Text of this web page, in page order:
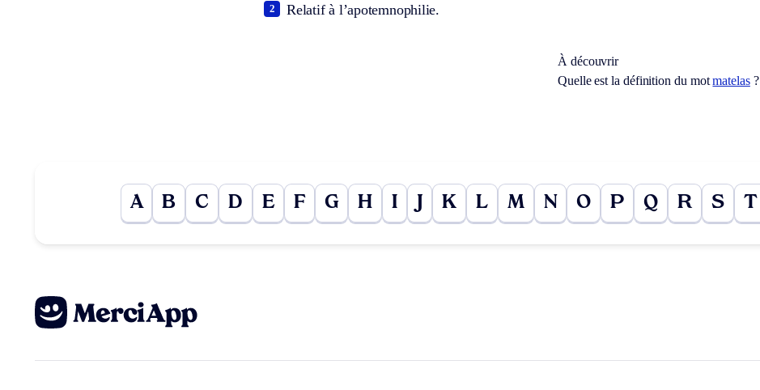
Relatif à l’apotemnophilie.
2
À découvrir
Quelle est la définition du motmatelas?
A B C D E F G H I K L M N O P Q R S T